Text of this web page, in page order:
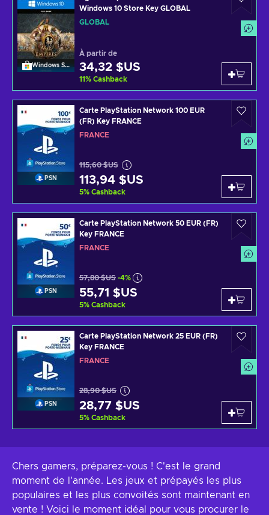
Windows Store
Windows 10 Store Key GLOBAL
GLOBAL
À partir de
34,32 $US
11% Cashback
PSN
Carte PlayStation Network 100 EUR
(FR) Key FRANCE
FRANCE
115,60 $US
113,94 $US
5% Cashback
PSN
Carte PlayStation Network 50 EUR (FR)
Key FRANCE
FRANCE
57,80 $US -4%
55,71 $US
5% Cashback
PSN
Carte PlayStation Network 25 EUR (FR)
Key FRANCE
FRANCE
28,90 $US
28,77 $US
5% Cashback
Chers gamers, préparez-vous ! C'est le grand
moment de l'année. Les jeux et prépayés les plus
populaires et les plus convoités sont maintenant en
vente ! Voici le moment idéal pour vous procurer le